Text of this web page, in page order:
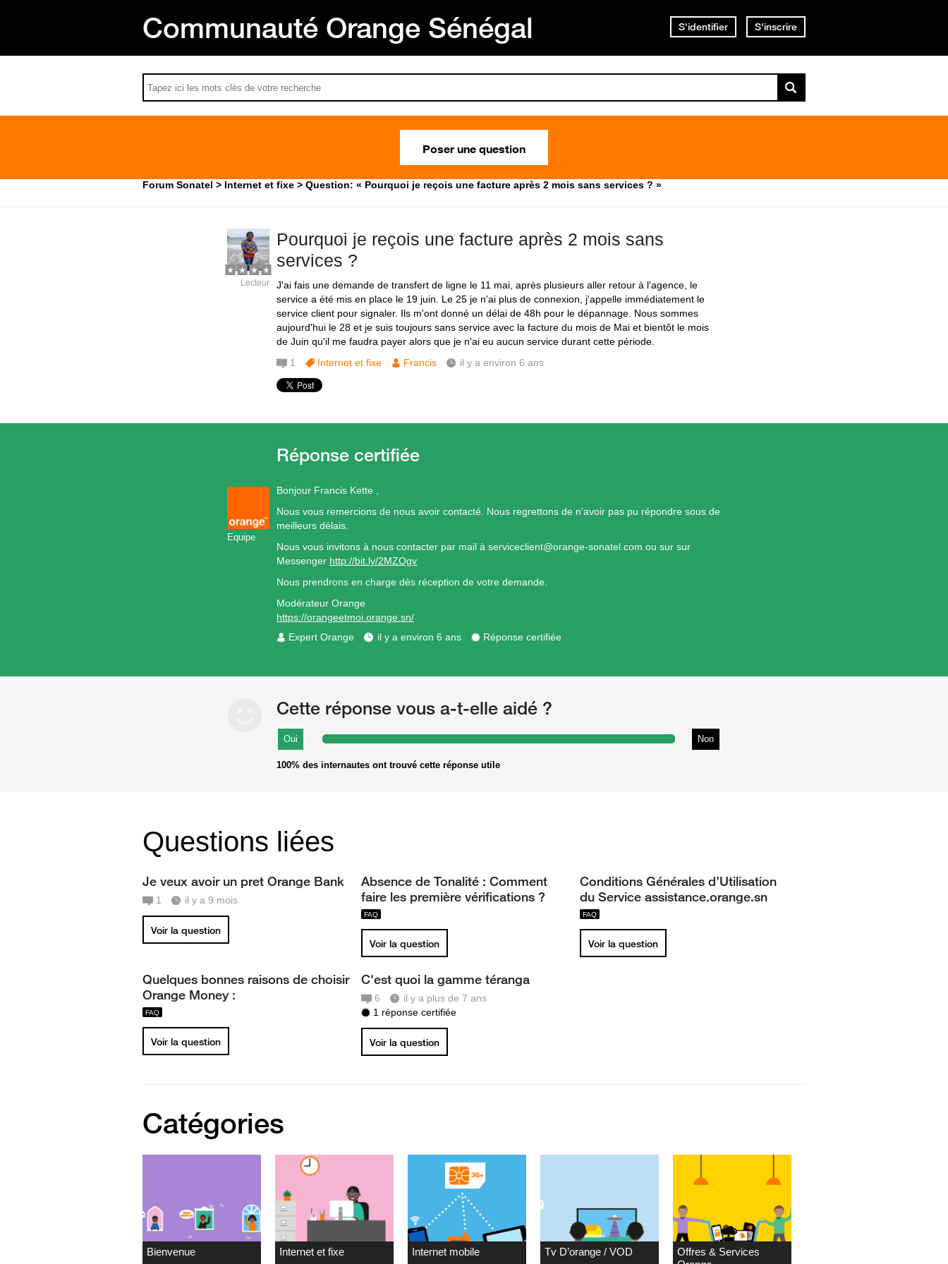
Communauté Orange Sénégal S'identifier S'inscrire
Poser une question
Forum Sonatel Internet et fixe Question: « Pourquoi je reçois une facture après 2 mois sans services ? »
Pourquoi je reçois une facture après 2 mois sans
services ?
J'ai fais une demande de transfert de ligne le 11 mai, après plusieurs aller retour à l'agence, le
service a été mis en place le 19 juin. Le 25 je n'ai plus de connexion, j'appelle immédiatement le
service client pour signaler. Ils m'ont donné un délai de 48h pour le dépannage. Nous sommes
aujourd'hui le 28 et je suis toujours sans service avec la facture du mois de Mai et bientôt le mois
de Juin qu'il me faudra payer alors que je n'ai eu aucun service durant cette période.
Lecteur
1 Internet et fixe Francis il y a environ 6 ans
Equipe
Bonjour Francis Kette ,
Nous vous remercions de nous avoir contacté. Nous regrettons de n'avoir pas pu répondre sous de
meilleurs délais.
Nous vous invitons à nous contacter par mail à serviceclient@orange-sonatel.com ou sur sur
Messenger http://bit.ly/2MZOgv
Nous prendrons en charge dès réception de votre demande.
Modérateur Orange
https://orangeetmoi.orange.sn/
Expert Orange
il y a environ 6 ans Réponse certifiée
Cette réponse vous a-t-elle aidé ?
Non
Oui
100% des internautes ont trouvé cette réponse utile
Questions liées
Je veux avoir un pret Orange Bank
1 il y a 9 mois
Voir la question
Absence de Tonalité : Comment
faire les première vérifications ?
Voir la question
Conditions Générales d’Utilisation
du Service assistance.orange.sn
Voir la question
Quelques bonnes raisons de choisir
Orange Money :
Voir la question
C'est quoi la gamme téranga
6
il y a plus de 7 ans
1 réponse certifiée
Voir la question
Catégories
Bienvenue Internet et fixe Internet mobile Tv D’orange / VOD
Offres & Services